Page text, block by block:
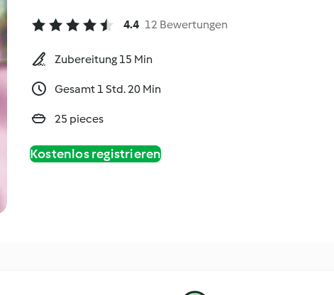
4.4 12 Bewertungen
Zubereitung 15 Min
Gesamt 1 Std. 20 Min
25 pieces
Kostenlos registrieren